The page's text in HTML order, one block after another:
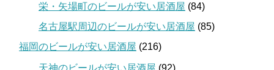
栄・矢場町のビールが安い居酒屋 (84)
名古屋駅周辺のビールが安い居酒屋 (85)
福岡のビールが安い居酒屋 (216)
天神のビールが安い居酒屋 (92)